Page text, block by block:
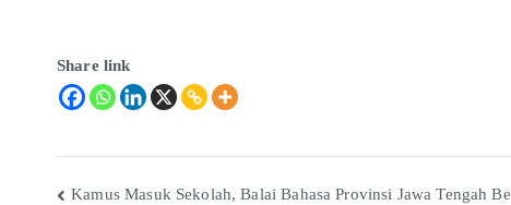
Share link
Kamus Masuk Sekolah, Balai Bahasa Provinsi Jawa Tengah Be